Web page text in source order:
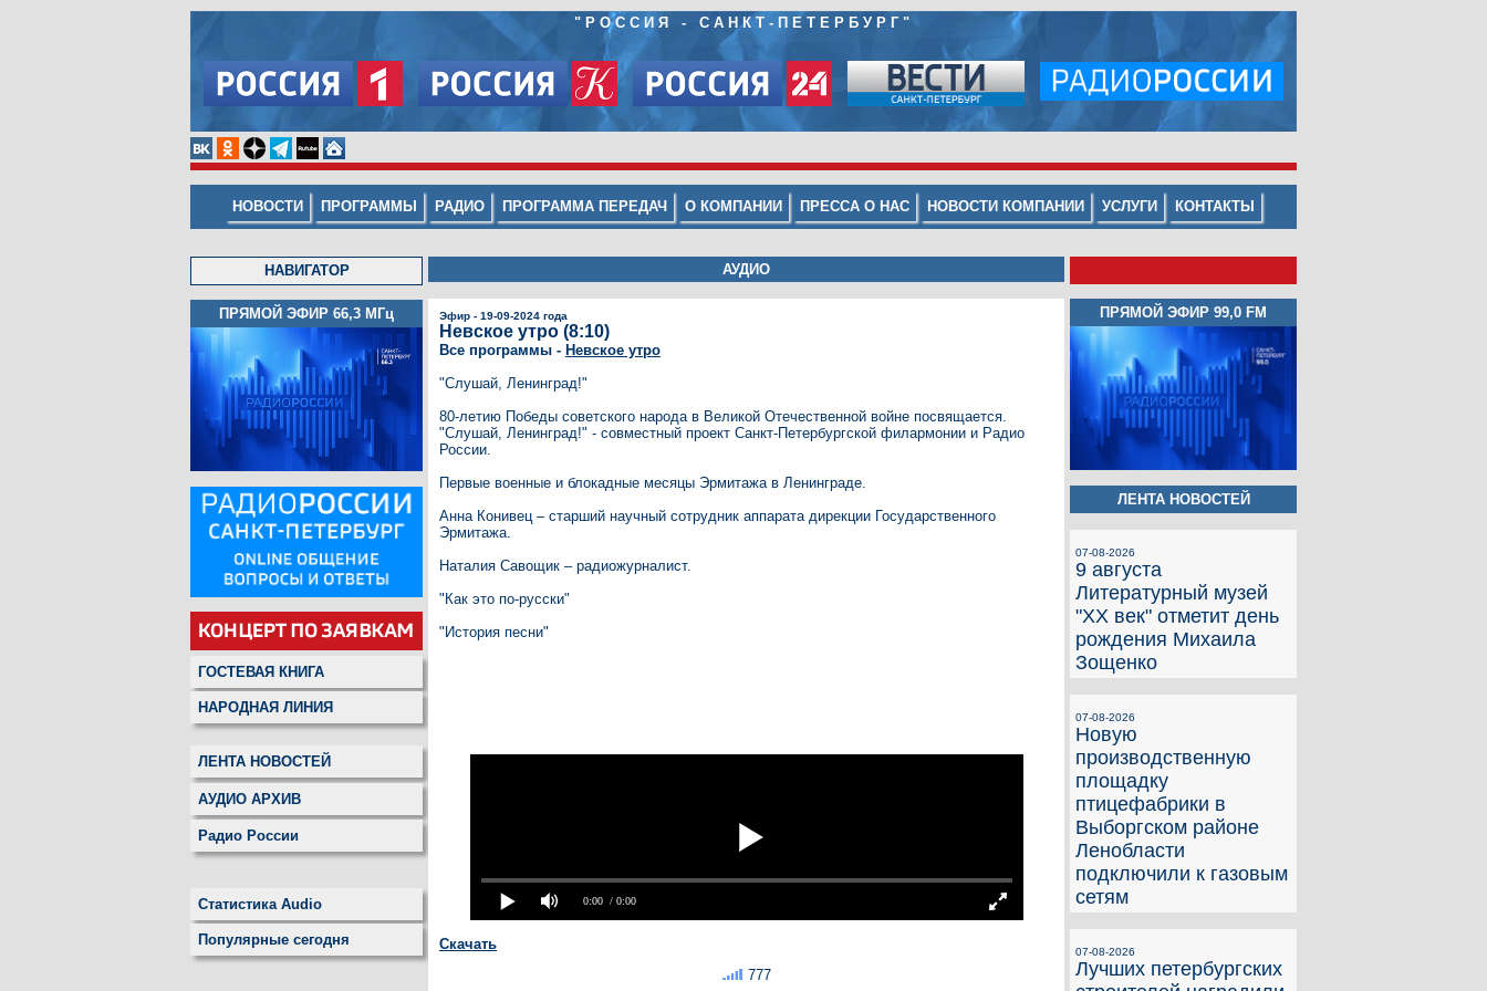
"РОССИЯ - САНКТ-ПЕТЕРБУРГ"
НОВОСТИ ПРОГРАММЫ РАДИО ПРОГРАММА ПЕРЕДАЧ О КОМПАНИИ ПРЕССА О НАС НОВОСТИ КОМПАНИИ УСЛУГИ КОНТАКТЫ
НАВИГАТОР
ПРЯМОЙ ЭФИР 66,3 МГц
ГОСТЕВАЯ КНИГА
НАРОДНАЯ ЛИНИЯ
ЛЕНТА НОВОСТЕЙ
АУДИО АРХИВ
Радио России
Статистика Audio
Популярные сегодня
АУДИО
Эфир - 19-09-2024 года
Невское утро (8:10)
Все программы - Невское утро
"Слушай, Ленинград!"
80-летию Победы советского народа в Великой Отечественной войне посвящается.
"Слушай, Ленинград!" - совместный проект Санкт-Петербургской филармонии и Радио
России.
Первые военные и блокадные месяцы Эрмитажа в Ленинграде.
Анна Конивец – старший научный сотрудник аппарата дирекции Государственного
Эрмитажа.
Наталия Савощик – радиожурналист.
"Как это по-русски"
"История песни"
0:00 / 0:00
Скачать
777
ПРЯМОЙ ЭФИР 99,0 FM
ЛЕНТА НОВОСТЕЙ
07-08-2026
9 августа
Литературный музей
"ХХ век" отметит день
рождения Михаила
Зощенко
07-08-2026
Новую
производственную
площадку
птицефабрики в
Выборгском районе
Ленобласти
подключили к газовым
сетям
07-08-2026
Лучших петербургских